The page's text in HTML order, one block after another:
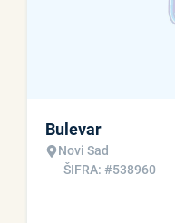
Bulevar
Novi Sad
ŠIFRA: #538960